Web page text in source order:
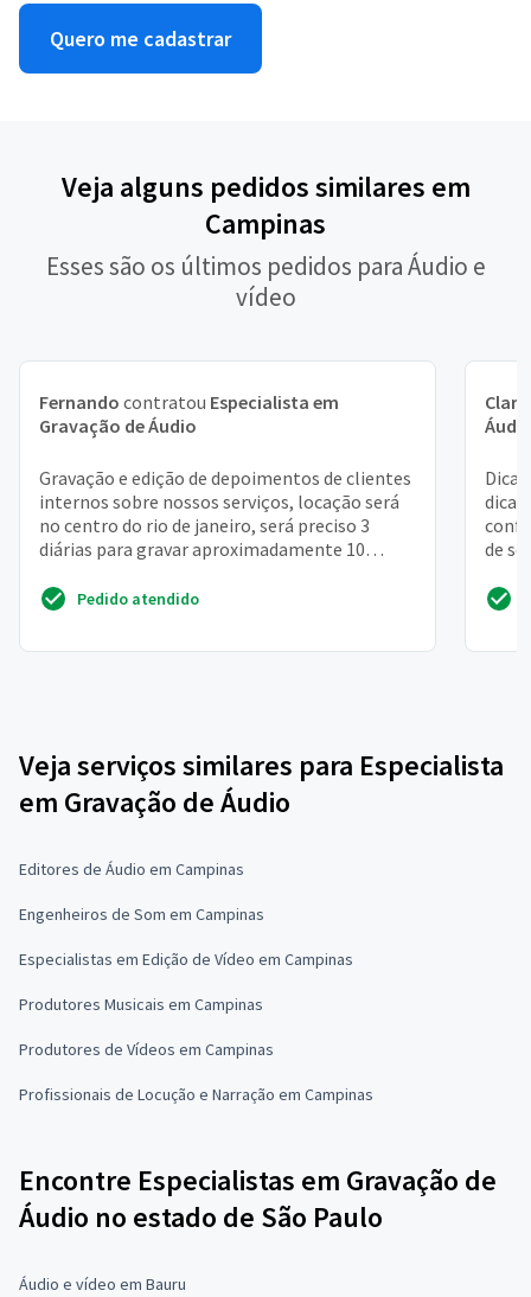
Quero me cadastrar
Veja alguns pedidos similares em
Campinas
Esses são os últimos pedidos para Áudio e
vídeo
Fernando contratou Especialista em
Gravação de Áudio
Gravação e edição de depoimentos de clientes
internos sobre nossos serviços, locação será
no centro do rio de janeiro, será preciso 3
diárias para gravar aproximadamente 10
Pedido atendido
Clara
de
Veja serviços similares para Especialista
em Gravação de Áudio
Editores de Áudio em Campinas
Engenheiros de Som em Campinas
Especialistas em Edição de Vídeo em Campinas
Produtores Musicais em Campinas
Produtores de Vídeos em Campinas
Profissionais de Locução e Narração em Campinas
Encontre Especialistas em Gravação de
Áudio no estado de São Paulo
Áudio e vídeo em Bauru